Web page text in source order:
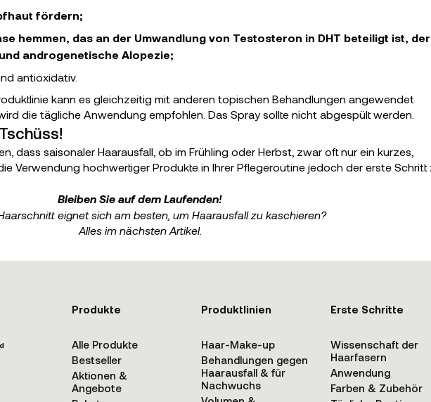
fördern;
hemmen, das an der Umwandlung von Testosteron in DHT beteiligt ist, der
androgenetische Alopezie;
antioxidativ.
kann es gleichzeitig mit anderen topischen Behandlungen angewendet
die tägliche Anwendung empfohlen. Das Spray sollte nicht abgespült werden.
dass saisonaler Haarausfall, ob im Frühling oder Herbst, zwar oft nur ein kurzes,
Verwendung hochwertiger Produkte in Ihrer Pflegeroutine jedoch der erste Schritt
Bleiben Sie auf dem Laufenden!
eignet sich am besten, um Haarausfall zu kaschieren?
Alles im nächsten Artikel.
Produkte
Alle Produkte
Bestseller
Aktionen &
Angebote
Produktlinien
Haar-Make-up
Behandlungen gegen
Haarausfall & für
Nachwuchs
Erste Schritte
Wissenschaft der
Haarfasern
Anwendung
Farben & Zubehör